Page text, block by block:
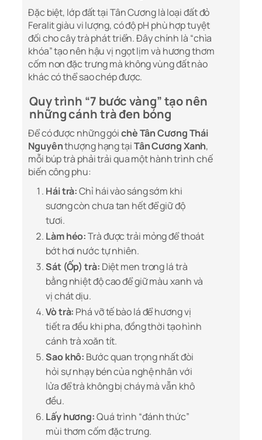
Đặc biệt, lớp đất tại Tân Cương là loại đất đỏ
Feralit giàu vi lượng, có độ pH phù hợp tuyệt
đối cho cây trà phát triển. Đây chính là “chìa
khóa” tạo nên hậu vị ngọt lịm và hương thơm
cốm non đặc trưng mà không vùng đất nào
khác có thể sao chép được.
Quy trình “7 bước vàng” tạo nên
những cánh trà đen bóng
Để có được những góichè Tân Cương Thái
Nguyênthượng hạng tạiTân Cương Xanh,
mỗi búp trà phải trải qua một hành trình chế
biến công phu:
Hái trà:Chỉ hái vào sáng sớm khi
sương còn chưa tan hết để giữ độ
tươi.
Làm héo:Trà được trải mỏng để thoát
bớt hơi nước tự nhiên.
Sát (Ốp) trà: Diệt men trong lá trà
bằng nhiệt độ cao để giữ màu xanh và
vị chát dịu.
Vò trà: Phá vỡ tế bào lá để hương vị
tiết ra đều khi pha, đồng thời tạo hình
cánh trà xoăn tít.
Sao khô: Bước quan trọng nhất đòi
hỏi sự nhạy bén của nghệ nhân với
lửa để trà không bị cháy mà vẫn khô
đều.
Lấy hương:Quá trình “đánh thức”
mùi thơm cốm đặc trưng.